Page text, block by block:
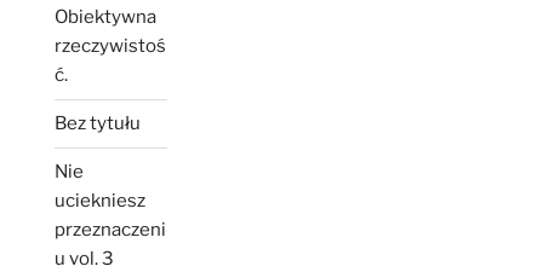
Obiektywna
rzeczywistoś
ć.
Bez tytułu
Nie
uciekniesz
przeznaczeni
u vol. 3